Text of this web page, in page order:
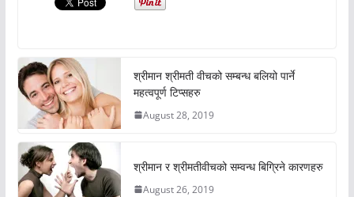
श्रीमान श्रीमती वीचको सम्बन्ध बलियो पार्ने
महत्वपूर्ण टिप्सहरु
August 28, 2019
श्रीमान र श्रीमतीवीचको सम्वन्ध बिग्रिने कारणहरु
August 26, 2019